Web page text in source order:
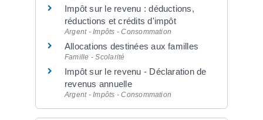
Impôt sur le revenu : déductions,
réductions et crédits d'impôt
Argent - Impôts - Consommation
Allocations destinées aux familles
Famille - Scolarité
Impôt sur le revenu - Déclaration de
revenus annuelle
Argent - Impôts - Consommation